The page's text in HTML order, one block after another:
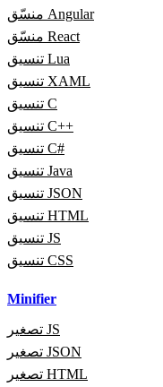
منسّق Angular
منسّق React
تنسيق Lua
تنسيق XAML
تنسيق C
تنسيق C++
تنسيق C#
تنسيق Java
تنسيق JSON
تنسيق HTML
تنسيق JS
تنسيق CSS
Minifier
تصغير JS
تصغير JSON
تصغير HTML